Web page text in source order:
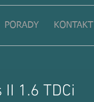
PORADY KONTAKT
1.6 TDCi